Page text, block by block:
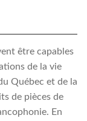
être capables
de la vie
Québec et de la
de pièces de
En